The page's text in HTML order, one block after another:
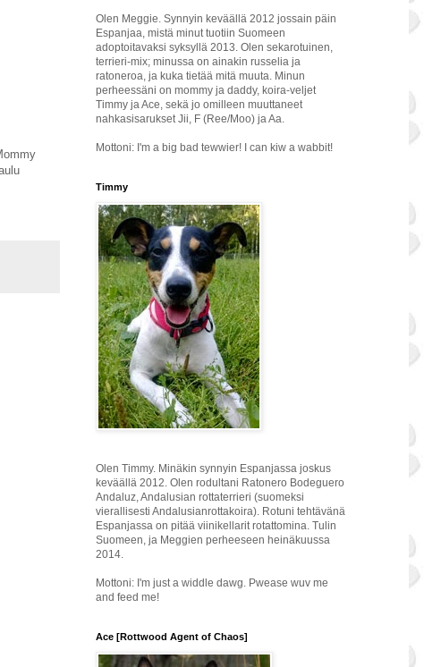
Olen Meggie. Synnyin keväällä 2012 jossain päin
Espanjaa, mistä minut tuotiin Suomeen
adoptoitavaksi syksyllä 2013. Olen sekarotuinen,
terrieri-mix; minussa on ainakin russelia ja
ratoneroa, ja kuka tietää mitä muuta. Minun
perheessäni on mommy ja daddy, koira-veljet
Timmy ja Ace, sekä jo omilleen muuttaneet
nahkasisarukset Jii, F (Ree/Moo) ja Aa.
Mottoni: I'm a big bad tewwier! I can kiw a wabbit!
Timmy
Olen Timmy. Minäkin synnyin Espanjassa joskus
keväällä 2012. Olen rodultani Ratonero Bodeguero
Andaluz, Andalusian rottaterrieri (suomeksi
vierallisesti Andalusianrottakoira). Rotuni tehtävänä
Espanjassa on pitää viinikellarit rotattomina. Tulin
Suomeen, ja Meggien perheeseen heinäkuussa
2014.
Mottoni: I'm just a widdle dawg. Pwease wuv me
and feed me!
Ace [Rottwood Agent of Chaos]